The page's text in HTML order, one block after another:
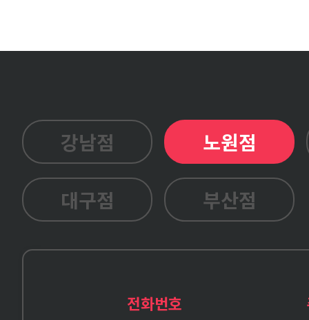
강남점 노원점
대구점 부산점
전화번호